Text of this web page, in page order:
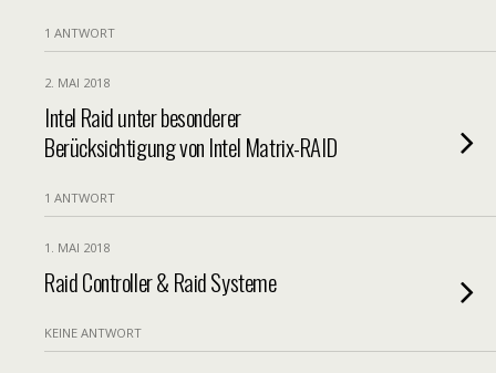
1 ANTWORT
2. MAI 2018
Intel Raid unter besonderer
Berücksichtigung von Intel Matrix-RAID
1 ANTWORT
1. MAI 2018
Raid Controller & Raid Systeme
KEINE ANTWORT